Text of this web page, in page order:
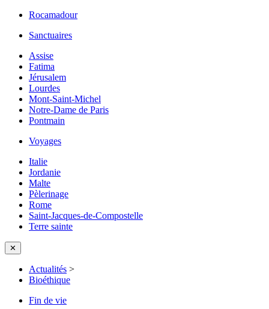
Rocamadour
Sanctuaires
Assise
Fatima
Jérusalem
Lourdes
Mont-Saint-Michel
Notre-Dame de Paris
Pontmain
Voyages
Italie
Jordanie
Malte
Pèlerinage
Rome
Saint-Jacques-de-Compostelle
Terre sainte
✕
Actualités >
Bioéthique
Fin de vie